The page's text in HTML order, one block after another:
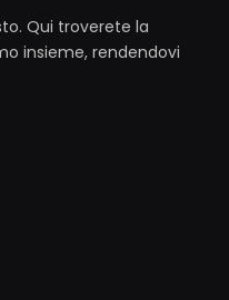
Qui troverete la
insieme, rendendovi